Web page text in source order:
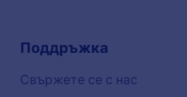
Поддръжка
Свържете се с нас